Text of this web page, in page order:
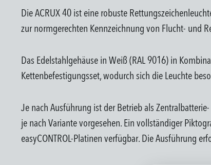
Die ACRUX 40 ist eine robuste
zur normgerechten Kennzeichnung von Flucht- und
Das Edelstahlgehäuse in Weiß (RAL 9016) in
Kettenbefestigungsset, wodurch sich die Leuchte
Je nach Ausführung ist der Betrieb als
je nach Variante vorgesehen. Ein vollständiger
easyCONTROL-Platinen verfügbar. Die Ausführung